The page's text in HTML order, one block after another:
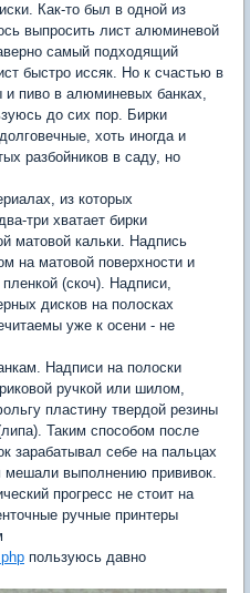
Как-то был в одной из
выпросить лист алюминевой
самый подходящий
быстро иссяк. Но к счастью в
и пиво в алюминевых банках,
до сих пор. Бирки
хоть иногда и
разбойников в саду, но
из которых
три хватает бирки
матовой кальки. Надпись
на матовой поверхности и
(скоч). Надписи,
дисков на полосках
уже к осени - не
Надписи на полоски
ручкой или шилом,
пластину твердой резины
Таким способом после
зарабатывал себе на пальцах
мешали выполнению прививок.
прогресс не стоит на
ручные принтеры
пользуюсь давно